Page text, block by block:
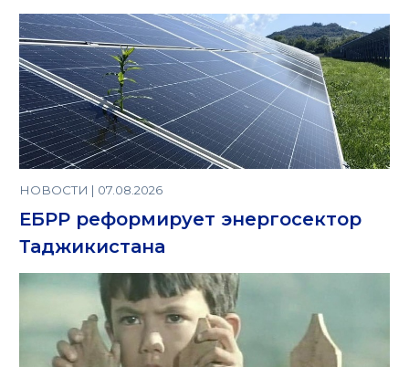
НОВОСТИ | 07.08.2026
ЕБРР реформирует энергосектор
Таджикистана